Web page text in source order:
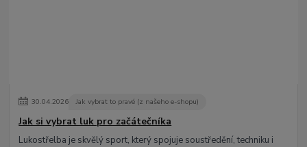
30.04.2026 Jak vybrat to pravé (z našeho e-shopu)
Jak si vybrat luk pro začátečníka
Lukostřelba je skvělý sport, který spojuje soustředění, techniku i